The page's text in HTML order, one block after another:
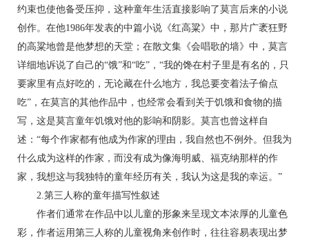
约束也使他备受压抑，这种童年生活直接影响了莫言后来的小说
创作。在他1986年发表的中篇小说《红高粱》中，那片广袤狂野
的高粱地曾是他梦想的天堂；在散文集《会唱歌的墙》中，莫言
详细地诉说了自己的“饿”和“吃”，“我的馋在村子里是有名的，只
要家里有点好吃的，无论藏在什么地方，我总要变着法子偷点
吃”，在莫言的其他作品中，也经常会看到关于饥饿和食物的描
写，这是莫言童年饥饿对他的影响和阴影。莫言也曾这样自
述：“每个作家都有他成为作家的理由，我自然也不例外。但我为
什么成为这样的作家，而没有成为像海明威、福克纳那样的作
家，我想这与我独特的童年经历有关，我认为这是我的幸运。”
2.第三人称的童年描写性叙述
作者们通常在作品中以儿童的形象来呈现文本浓厚的儿童色
彩，作者运用第三人称的儿童视角来创作时，往往容易表现出梦